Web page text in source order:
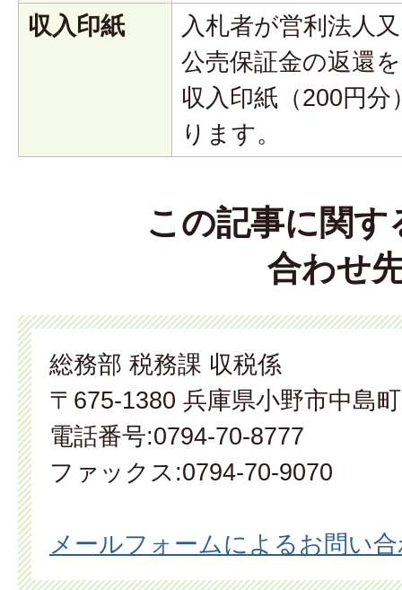
収入印紙
入札者が営利法人
公売保証金の返還
収入印紙（200円
ります。
この記事に関す
合わせ
総務部 税務課 収税係
〒675-1380 兵庫県小野市中島
電話番号:0794-70-8777
ファックス:0794-70-9070
メールフォームによるお問い